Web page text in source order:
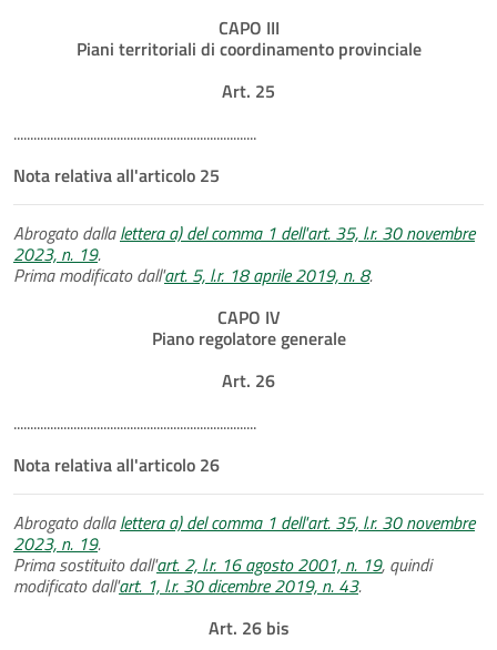
CAPO III
Piani territoriali di coordinamento provinciale
Art. 25
.........................................................................
Nota relativa all'articolo 25
Abrogato dallalettera a) del comma 1 dell'art. 35, l.r. 30 novembre
2023, n. 19.
Prima modificato dall'art. 5, l.r. 18 aprile 2019, n. 8.
CAPO IV
Piano regolatore generale
Art. 26
.........................................................................
Nota relativa all'articolo 26
Abrogato dallalettera a) del comma 1 dell'art. 35, l.r. 30 novembre
2023, n. 19.
Prima sostituito dall'art. 2, l.r. 16 agosto 2001, n. 19, quindi
modificato dall'art. 1, l.r. 30 dicembre 2019, n. 43.
Art. 26 bis